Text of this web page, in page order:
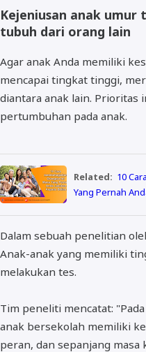
Kejeniusan anak
tubuh dari orang lain
Agar anak Anda memiliki
mencapai tingkat tinggi,
diantara anak lain. Prioritas
pertumbuhan pada anak.
Related: 10
Yang Pernah
Dalam sebuah penelitian
Anak-anak yang memiliki
melakukan tes.
Tim peneliti mencatat:
anak bersekolah memiliki
peran, dan sepanjang masa